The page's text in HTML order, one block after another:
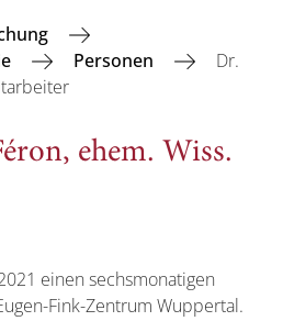
Personen
Dr.
ehem. Wiss.
einen sechsmonatigen
Fink-Zentrum Wuppertal.